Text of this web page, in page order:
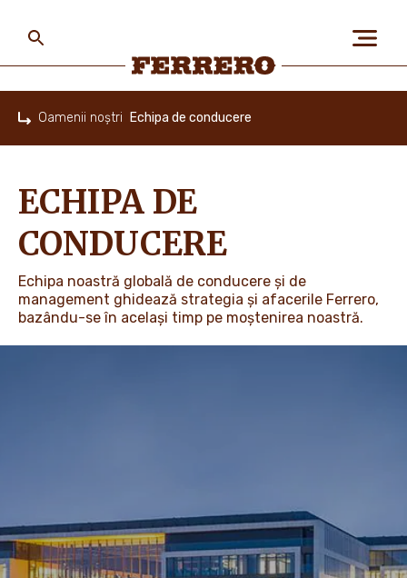
DESPRE NOI
OAMENII ȘI PLANETA
BRANDURILE NOASTRE
ȘTIRI ȘI ANUNȚURI
main
content
Oamenii noștri Echipa de conducere
ECHIPA DE
CONDUCERE
Echipa noastră globală de conducere și de
management ghidează strategia și afacerile Ferrero,
bazându-se în același timp pe moștenirea noastră.